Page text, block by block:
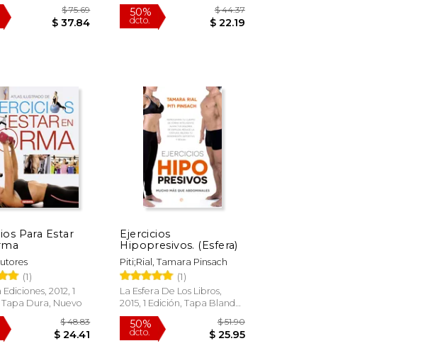
50%
dcto.
$ 75.69
$ 37.84
50%
dcto.
Para Estar
(1)
2012, 1
Tapa Dura, Nuevo
Ejercicios
Hipopresivos. (Esfera)
Piti;Rial, Tamara Pinsach
(1)
La Esfera De Los Libros,
2015, 1 Edición, Tapa Blanda,
Nuevo